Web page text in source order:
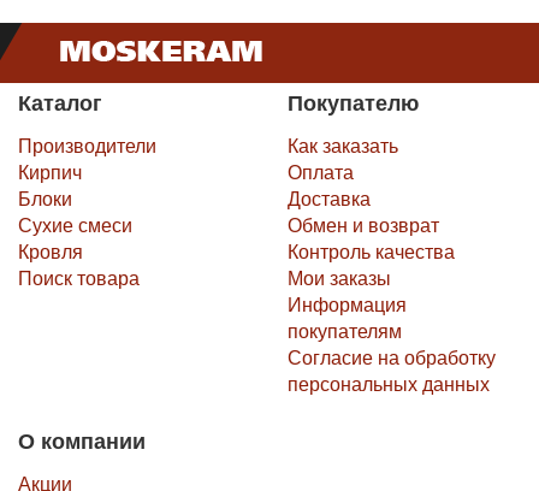
Каталог
Производители
Кирпич
Блоки
Сухие смеси
Кровля
Поиск товара
Покупателю
Как заказать
Оплата
Доставка
Обмен и возврат
Контроль качества
Мои заказы
Информация
покупателям
Согласие на обработку
персональных данных
О компании
Акции